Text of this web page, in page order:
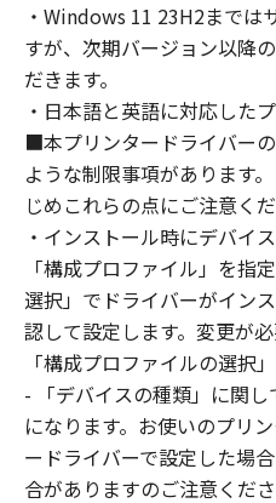
ェア」を使用させるこ
コンピューターの使用
よび条件を遵守させる
し全責任を負うことを
(2) お客様は、上記(1)
ェア」を使用するため
「本ソフトウェア」を
きます。
(3) 上記(1)および(2)に
ノンまたはキヤノンの
知的財産権も、明示た
ず、本契約書によって
諾されるものではあり
２．制限
(1) お客様は、再使用
布、リースもしくは貸
第三者に「本ソフトウ
・Windows 11 23H2までは
すが、次期バージョン以降
だきます。
・日本語と英語に対応した
■本プリンタードライバー
ような制限事項があります
じめこれらの点にご注意くだ
・インストール時にデバイ
「構成プロファイル」を指
選択」でドライバーがイン
認して設定します。変更が
「構成プロファイルの選択
- 「デバイスの種類」に関
になります。お使いのプリ
ードライバーで設定した場
合がありますのご注意くださ